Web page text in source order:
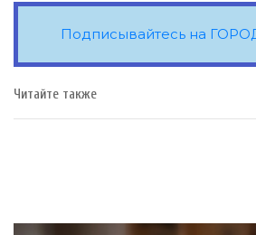
Подписывайтесь на
Читайте также